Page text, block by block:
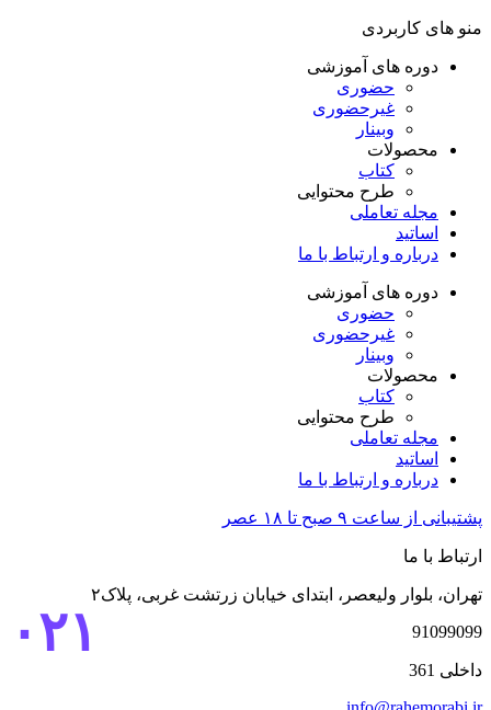
منو های کاربردی
دوره های آموزشی
حضوری
غیرحضوری
وبینار
محصولات
کتاب
طرح محتوایی
مجله تعاملی
اساتید
درباره و ارتباط با ما
دوره های آموزشی
حضوری
غیرحضوری
وبینار
محصولات
کتاب
طرح محتوایی
مجله تعاملی
اساتید
درباره و ارتباط با ما
پشتیبانی از ساعت ۹ صبح تا ۱۸ عصر
ارتباط با ما
تهران، بلوار ولیعصر، ابتدای خیابان زرتشت غربی، پلاک۲
۰۲۱ 91099099
داخلی 361